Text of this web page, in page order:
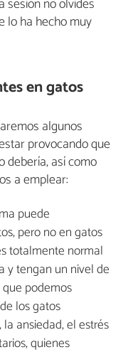
lo ha hecho muy
en gatos
algunos
provocando que
debería, así como
a emplear:
puede
pero no en gatos
totalmente normal
y tengan un nivel de
podemos
los gatos
ansiedad, el estrés
quienes